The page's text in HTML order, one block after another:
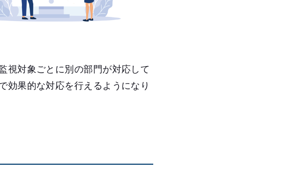
視対象ごとに別の部門が対応して
効果的な対応を行えるようになり